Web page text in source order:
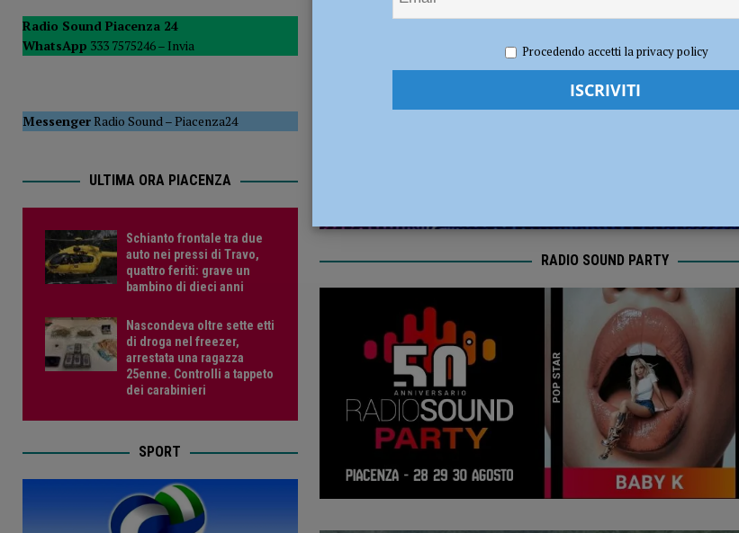
Comuni” POLITICA
[ 8 Agosto 2026 ] Schianto frontale tra due auto nei pressi di Travo, quattro feriti: grave un bambino di dieci anni CRONACA
Redazione FG Cronaca Piacenza
RADIO SOUND PARTY
Radio Sound Piacenza 24
WhatsApp 333 7575246 – Invia
MessengerRadio Sound–Piacenza24
ULTIMA ORA PIACENZA
Schianto frontale tra due
auto nei pressi di Travo,
quattro feriti: grave un
bambino di dieci anni
Nascondeva oltre sette etti
di droga nel freezer,
arrestata una ragazza
25enne. Controlli a tappeto
dei carabinieri
SPORT
Procedendo accetti la privacy policy